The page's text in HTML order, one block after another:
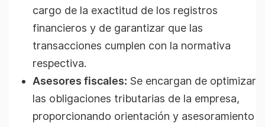
cargo de la exactitud de los registros
financieros y de garantizar que las
transacciones cumplen con la normativa
respectiva.
Asesores fiscales: Se encargan de optimizar
las obligaciones tributarias de la empresa,
proporcionando orientación y asesoramiento